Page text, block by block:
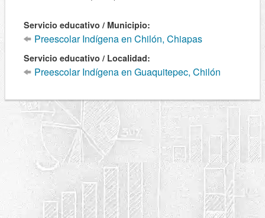
Servicio educativo / Municipio:
Preescolar Indígena en Chilón, Chiapas
Servicio educativo / Localidad:
Preescolar Indígena en Guaquitepec, Chilón